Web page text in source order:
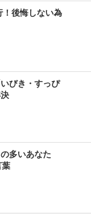
！後悔しない為
びき・すっぴ
多いあなた
葉